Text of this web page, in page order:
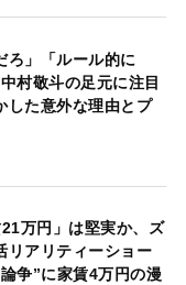
ろ」「ルール的に
村敬斗の足元に注目
た意外な理由とプ
21万円」は堅実か、ズ
アリティーショー
争”に家賃4万円の漫